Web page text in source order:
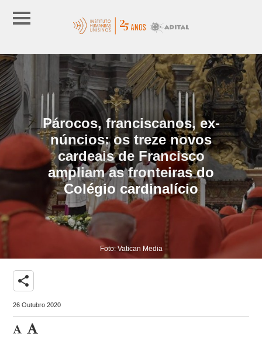
Párocos, franciscanos, ex-
núncios: os treze novos
cardeais de Francisco
ampliam as fronteiras do
Colégio cardinalício
Foto: Vatican Media
share
26 Outubro 2020